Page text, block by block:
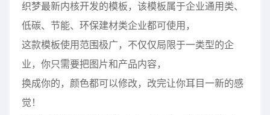
织梦最新内核开发的模板，该模板属于企业通用类、
低碳、节能、环保建材类企业都可使用，
这款模板使用范围极广，不仅仅局限于一类型的企
业，你只需要把图片和产品内容，
换成你的，颜色都可以修改，改完让你耳目一新的感
觉！